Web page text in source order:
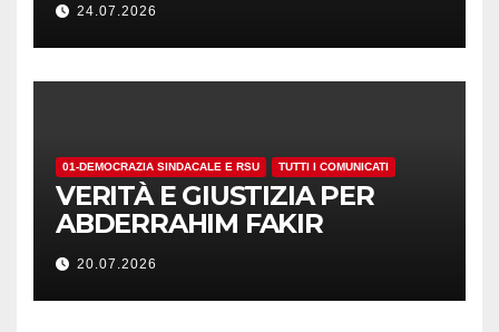
24.07.2026
01-DEMOCRAZIA SINDACALE E RSU TUTTI I COMUNICATI
VERITÀ E GIUSTIZIA PER
ABDERRAHIM FAKIR
20.07.2026